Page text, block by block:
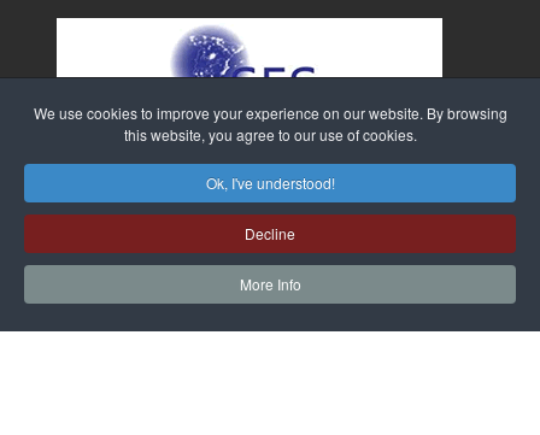
We use cookies to improve your experience on our website. By browsing
this website, you agree to our use of cookies.
Ok, I've understood!
Decline
More Info